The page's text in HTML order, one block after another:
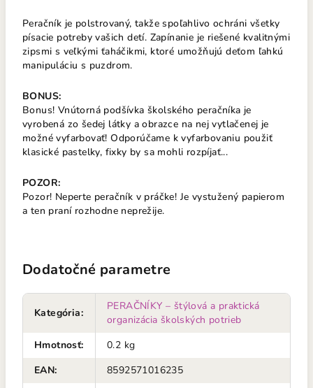
Peračník je polstrovaný, takže spoľahlivo ochráni všetky
písacie potreby vašich detí. Zapínanie je riešené kvalitnými
zipsmi s veľkými ťaháčikmi, ktoré umožňujú deťom ľahkú
manipuláciu s puzdrom.
BONUS:
Bonus! Vnútorná podšívka školského peračníka je
vyrobená zo šedej látky a obrazce na nej vytlačenej je
možné vyfarbovať! Odporúčame k vyfarbovaniu použiť
klasické pastelky, fixky by sa mohli rozpíjať...
POZOR:
Pozor! Neperte peračník v práčke! Je vystužený papierom
a ten praní rozhodne neprežije.
Dodatočné parametre
Kategória:
PERAČNÍKY – štýlová a praktická
organizácia školských potrieb
Hmotnosť:
0.2 kg
EAN:
8592571016235